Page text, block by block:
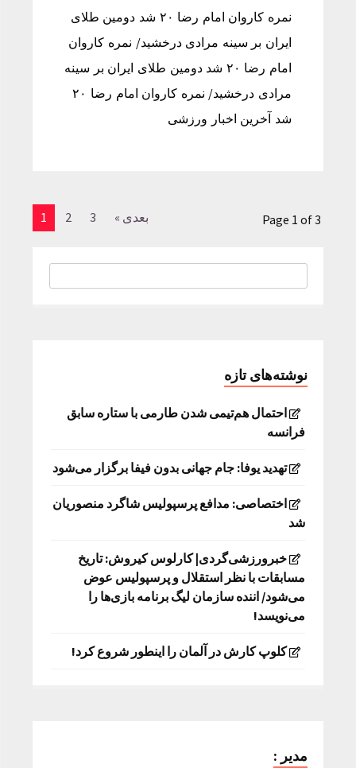
نمره کاروان امام رضا ۲۰ شد دومین طلای
ایران بر سینه مرادی درخشید/ نمره کاروان
امام رضا ۲۰ شد دومین طلای ایران بر سینه
مرادی درخشید/ نمره کاروان امام رضا ۲۰
شد آخرین اخبار ورزشی
1 2 3 بعدی » Page 1 of 3
نوشته‌های تازه
احتمال هم‌تیمی شدن طارمی با ستاره سابق
فرانسه
تهدید یوفا: جام جهانی بدون فیفا برگزار می‌شود
اختصاصی: مدافع پرسپولیس شاگرد منصوریان
شد
خبرورزشی‌گردی| کارلوس کیروش: تاریخ
مسابقات با نظر استقلال و پرسپولیس عوض
می‌شود/ اننده سازمان لیگ برنامه بازی‌ها را
می‌نویسد!
کلوپ کارش در آلمان را اینطور شروع کرد!
مدیر :